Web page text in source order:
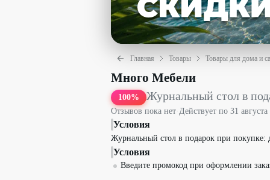
Главная Товары Товары для дома и
Журнальный стол в подарок со
Много Мебели
100% Журнальный стол в
Отзывов пока нет·Действует по 31 августа
Условия
Журнальный стол в подарок при покупке:
Условия
Введите промокод при оформлении